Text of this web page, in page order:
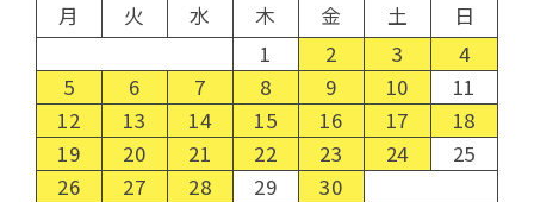
月
火 水 木 金 土
日
1
2 3
4
5
6 7 8 9 10
11
12
13 14 15 16 17
18
19
20 21 22 23 24
25
26
27 28 29 30